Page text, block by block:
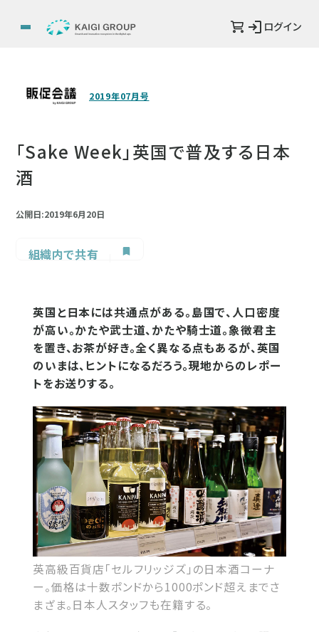
ログイン
2019年07月号
「Sake Week」英国で普及する日本
酒
公開日:2019年6月20日
組織内で共有
英国と日本には共通点がある。島国で、人口密度
が高い。かたや武士道、かたや騎士道。象徴君主
を置き、お茶が好き。全く異なる点もあるが、英国
のいまは、ヒントになるだろう。現地からのレポー
トをお送りする。
英高級百貨店「セルフリッジズ」の日本酒コーナ
ー。価格は十数ポンドから1000ポンド超えまでさ
まざま。日本人スタッフも在籍する。